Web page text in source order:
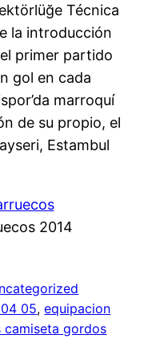
Técnica
la introducción
primer partido
gol en cada
marroquí
de su propio, el
Estambul
05, equipacion
camiseta gordos